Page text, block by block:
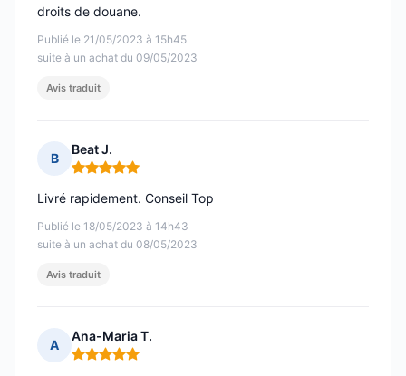
Publié le 21/05/2023 à 15h45
suite à un achat du 09/05/2023
droits de douane.
Avis traduit
B
Beat J.
Note : 5 sur 5
Publié le 18/05/2023 à 14h43
suite à un achat du 08/05/2023
Livré rapidement. Conseil Top
Avis traduit
A
Ana-Maria T.
Note : 5 sur 5